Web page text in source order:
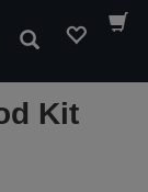
Cerca
Kit